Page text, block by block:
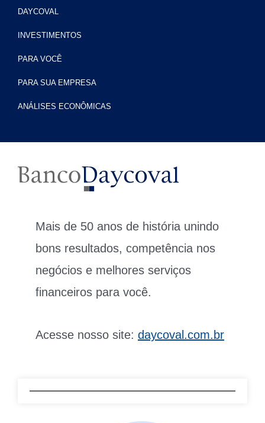
DAYCOVAL
INVESTIMENTOS
PARA VOCÊ
PARA SUA EMPRESA
ANÁLISES ECONÔMICAS
Mais de 50 anos de história unindo
bons resultados, competência nos
negócios e melhores serviços
financeiros para você.
Acesse nosso site: daycoval.com.br